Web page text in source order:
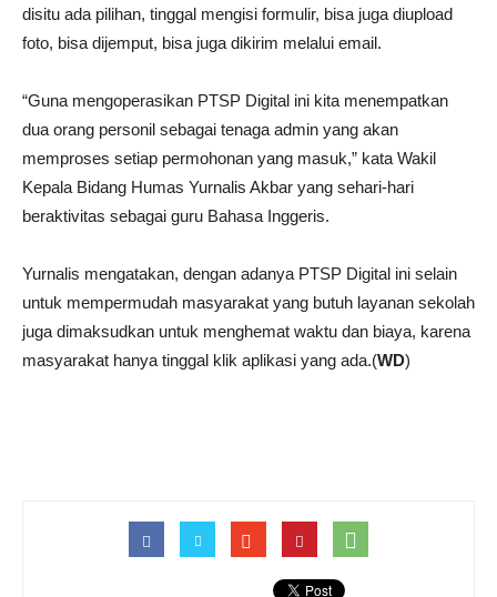
disitu ada pilihan, tinggal mengisi formulir, bisa juga diupload
foto, bisa dijemput, bisa juga dikirim melalui email.
“Guna mengoperasikan PTSP Digital ini kita menempatkan
dua orang personil sebagai tenaga admin yang akan
memproses setiap permohonan yang masuk,” kata Wakil
Kepala Bidang Humas Yurnalis Akbar yang sehari-hari
beraktivitas sebagai guru Bahasa Inggeris.
Yurnalis mengatakan, dengan adanya PTSP Digital ini selain
untuk mempermudah masyarakat yang butuh layanan sekolah
juga dimaksudkan untuk menghemat waktu dan biaya, karena
masyarakat hanya tinggal klik aplikasi yang ada.(WD)